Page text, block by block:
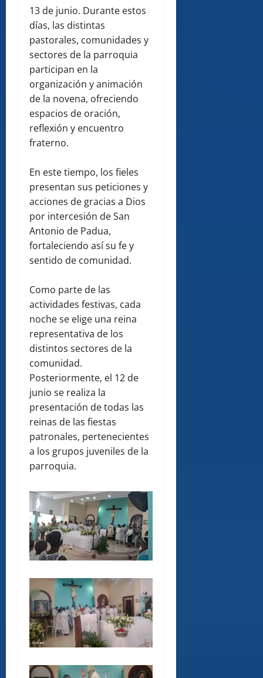
13 de junio. Durante estos
días, las distintas
pastorales, comunidades y
sectores de la parroquia
participan en la
organización y animación
de la novena, ofreciendo
espacios de oración,
reflexión y encuentro
fraterno.
En este tiempo, los fieles
presentan sus peticiones y
acciones de gracias a Dios
por intercesión de San
Antonio de Padua,
fortaleciendo así su fe y
sentido de comunidad.
Como parte de las
actividades festivas, cada
noche se elige una reina
representativa de los
distintos sectores de la
comunidad.
Posteriormente, el 12 de
junio se realiza la
presentación de todas las
reinas de las fiestas
patronales, pertenecientes
a los grupos juveniles de la
parroquia.